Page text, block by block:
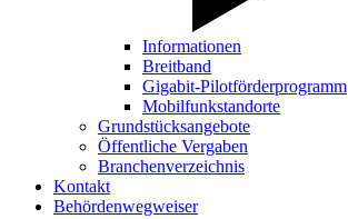
Informationen
Breitband
Gigabit-Pilotförderprogramm
Mobilfunkstandorte
Grundstücksangebote
Öffentliche Vergaben
Branchenverzeichnis
Kontakt
Behördenwegweiser